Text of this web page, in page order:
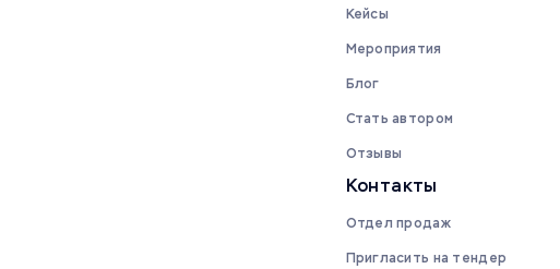
Кейсы
Мероприятия
Блог
Стать автором
Отзывы
Контакты
Отдел продаж
Пригласить на тендер